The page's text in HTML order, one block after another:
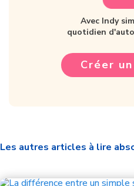
Avec Indy
quotidien
Créer
Les autres articles à lire